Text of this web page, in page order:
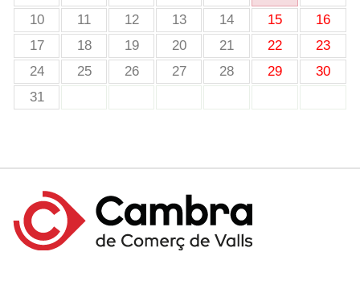
10
11 12 13 14 15
16
17
18 19 20 21 22
23
24
25 26 27 28 29
30
31